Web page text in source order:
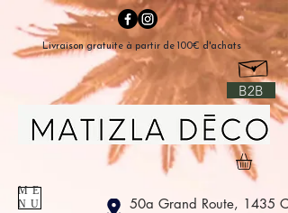
B2B
50a Grand Route, 1435
ME
NU
Livraison gratuite à partir de 100€ d'achats